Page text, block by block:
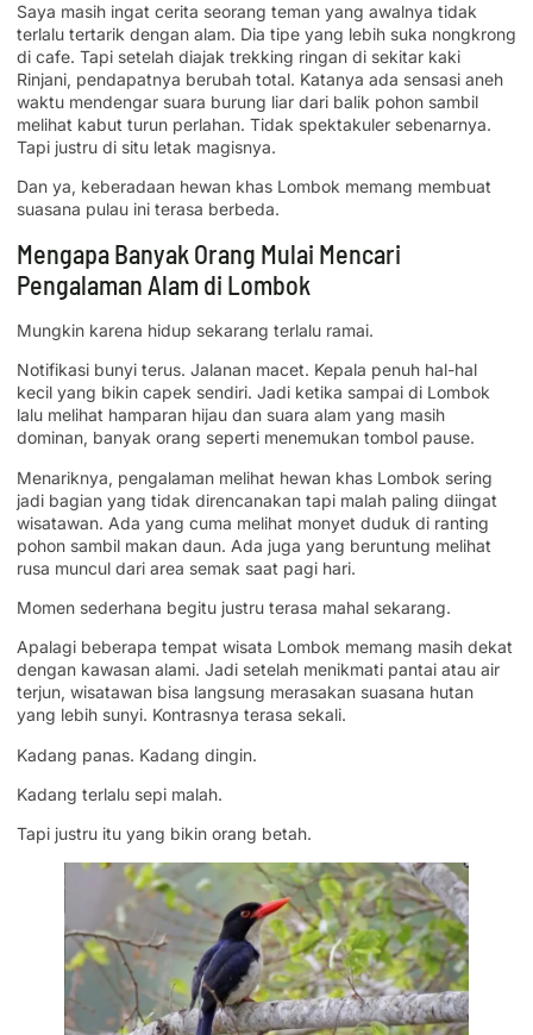
Saya masih ingat cerita seorang teman yang awalnya tidak
terlalu tertarik dengan alam. Dia tipe yang lebih suka nongkrong
di cafe. Tapi setelah diajak trekking ringan di sekitar kaki
Rinjani, pendapatnya berubah total. Katanya ada sensasi aneh
waktu mendengar suara burung liar dari balik pohon sambil
melihat kabut turun perlahan. Tidak spektakuler sebenarnya.
Tapi justru di situ letak magisnya.
Dan ya, keberadaan hewan khas Lombok memang membuat
suasana pulau ini terasa berbeda.
Mengapa Banyak Orang Mulai Mencari
Pengalaman Alam di Lombok
Mungkin karena hidup sekarang terlalu ramai.
Notifikasi bunyi terus. Jalanan macet. Kepala penuh hal-hal
kecil yang bikin capek sendiri. Jadi ketika sampai di Lombok
lalu melihat hamparan hijau dan suara alam yang masih
dominan, banyak orang seperti menemukan tombol pause.
Menariknya, pengalaman melihat hewan khas Lombok sering
jadi bagian yang tidak direncanakan tapi malah paling diingat
wisatawan. Ada yang cuma melihat monyet duduk di ranting
pohon sambil makan daun. Ada juga yang beruntung melihat
rusa muncul dari area semak saat pagi hari.
Momen sederhana begitu justru terasa mahal sekarang.
Apalagi beberapa tempat wisata Lombok memang masih dekat
dengan kawasan alami. Jadi setelah menikmati pantai atau air
terjun, wisatawan bisa langsung merasakan suasana hutan
yang lebih sunyi. Kontrasnya terasa sekali.
Kadang panas. Kadang dingin.
Kadang terlalu sepi malah.
Tapi justru itu yang bikin orang betah.